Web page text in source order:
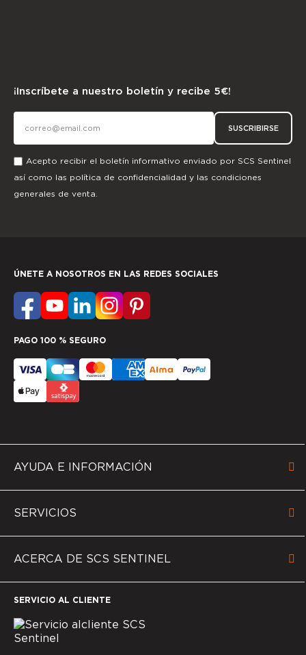
¡Inscríbete a nuestro boletín y recibe 5€!
SUSCRIBIRSE
Acepto recibir el boletín informativo enviado por SCS Sentinel
así como las política de confidencialidad y las condiciones
generales de venta.
AYUDA E INFORMACIÓN
SERVICIOS
ACERCA DE SCS SENTINEL
SERVICIO AL CLIENTE
ÚNETE A NOSOTROS EN LAS REDES SOCIALES
PAGO 100 % SEGURO